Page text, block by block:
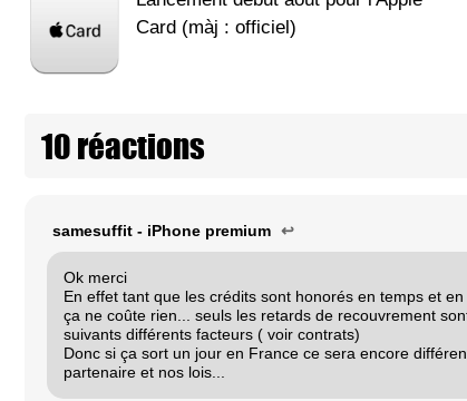
Card (màj : officiel)
10 réactions
samesuffit - iPhone premium ↩
Ok merci
En effet tant que les crédits sont honorés en temps et
ça ne coûte rien... seuls les retards de recouvrement
suivants différents facteurs ( voir contrats)
Donc si ça sort un jour en France ce sera encore
partenaire et nos lois...